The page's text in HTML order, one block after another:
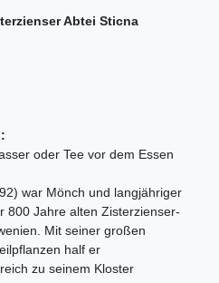
Abtei Sticna
oder Tee vor dem Essen
war Mönch und langjähriger
800 Jahre alten Zisterzienser-
Mit seiner großen
half er
zu seinem Kloster